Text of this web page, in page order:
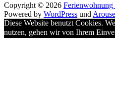
Copyright © 2026 Ferienwohnung
Powered by WordPress und Arouse
Diese Website benutzt Cookies.
nutzen, gehen wir von Ihrem